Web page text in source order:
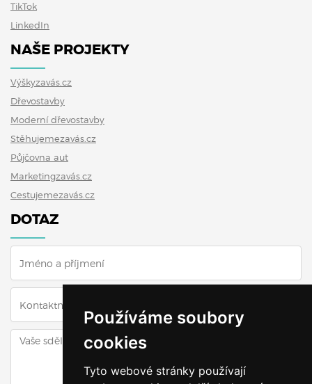
Používáme soubory
cookies
Tyto webové stránky používají
TikTok
LinkedIn
NAŠE PROJEKTY
Výškyzavás.cz
Dřevostavby
Moderní dřevostavby
Stěhujemezavás.cz
Půjčovna aut
Marketingzavás.cz
Cestujemezavás.cz
DOTAZ